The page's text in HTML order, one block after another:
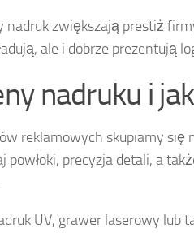
nadruk zwiększają prestiż
ale i dobrze prezentują
nadruku i
reklamowych skupiamy się
powłoki, precyzja detali, a
UV, grawer laserowy lub